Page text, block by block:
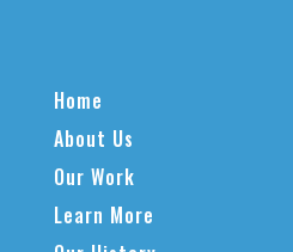
Home
About Us
Our Work
Learn More